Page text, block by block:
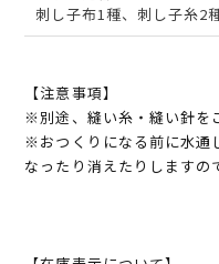
刺し子布1種、刺し子糸2
【注意事項】
※別途、縫い糸・縫い針を
※おつくりになる前に水通
なったり消えたりしますの